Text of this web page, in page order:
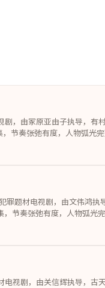
，由冢原亚由子执导，
节奏张弛有度，人物弧光完
罪题材电视剧，由文伟鸿
节奏张弛有度，人物弧光
视剧，由关信辉执导，